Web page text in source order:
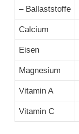
– Ballaststoffe
Calcium
Eisen
Magnesium
Vitamin A
Vitamin C